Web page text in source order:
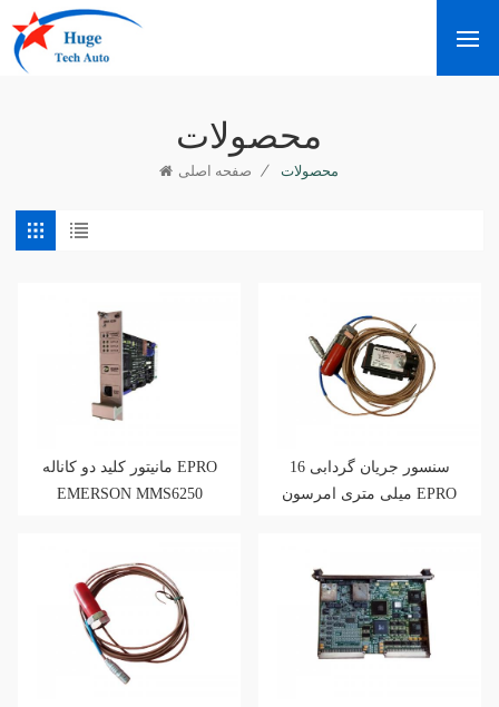
محصولات
صفحه اصلی / محصولات
مانیتور کلید دو کاناله EPRO
EMERSON MMS6250
سنسور جریان گردابی 16
میلی متری امرسون EPRO